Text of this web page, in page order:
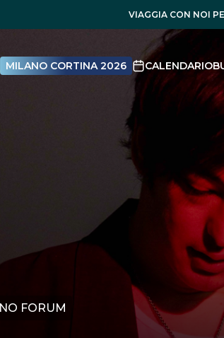
VIAGGIA CON NOI
MILANO CORTINA 2026 CALENDARIO
FORUM